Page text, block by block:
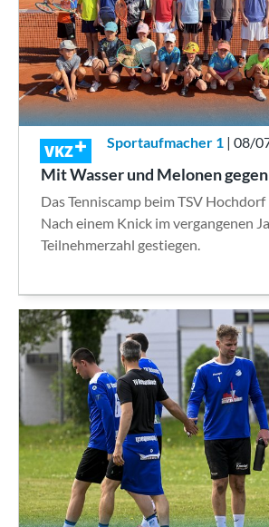
VKZ Sportaufmacher 1 | 08/
Mit Wasser und Melonen
Das Tenniscamp beim TSV
Nach einem Knick im vergangenen
Teilnehmerzahl gestiegen.